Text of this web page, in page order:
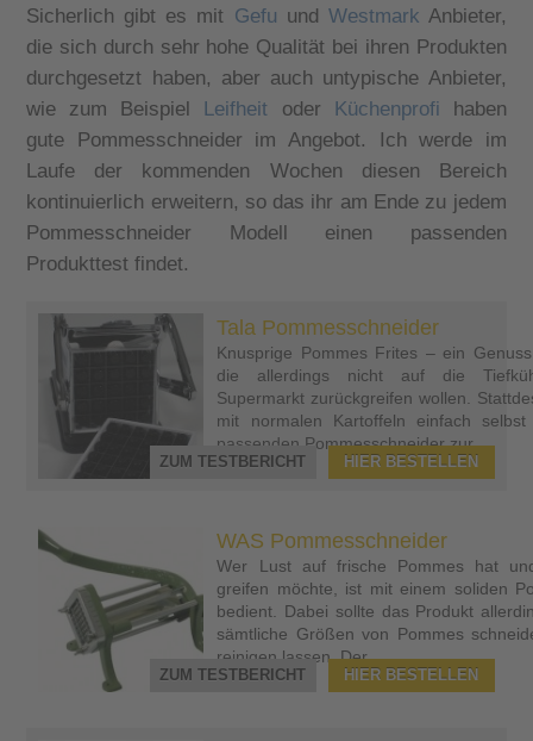
Sicherlich gibt es mit Gefu und Westmark Anbieter,
die sich durch sehr hohe Qualität bei ihren Produkten
durchgesetzt haben, aber auch untypische Anbieter,
wie zum Beispiel Leifheit oder Küchenprofi haben
gute Pommesschneider im Angebot. Ich werde im
Laufe der kommenden Wochen diesen Bereich
kontinuierlich erweitern, so das ihr am Ende zu jedem
Pommesschneider Modell einen passenden
Produkttest findet.
Tala Pommesschneider
Knusprige Pommes Frites – ein
die allerdings nicht auf die
Supermarkt zurückgreifen wollen.
mit normalen Kartoffeln einfach
passenden Pommesschneider zur...
ZUM TESTBERICHT HIER BESTELLEN
WAS Pommesschneider
Wer Lust auf frische Pommes hat
greifen möchte, ist mit einem soliden
bedient. Dabei sollte das Produkt
sämtliche Größen von Pommes
reinigen lassen. Der...
ZUM TESTBERICHT HIER BESTELLEN